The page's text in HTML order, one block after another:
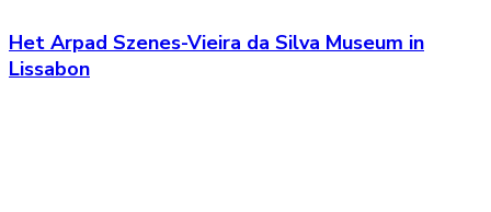
Het Arpad Szenes-Vieira da Silva Museum in
Lissabon